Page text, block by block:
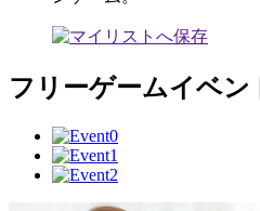
フリーゲームイベン